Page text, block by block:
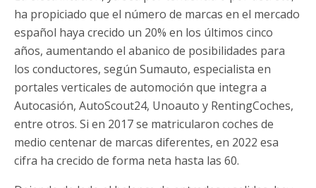
ha propiciado que el número de marcas en el mercado
español haya crecido un 20% en los últimos cinco
años, aumentando el abanico de posibilidades para
los conductores, según Sumauto, especialista en
portales verticales de automoción que integra a
Autocasión, AutoScout24, Unoauto y RentingCoches,
entre otros. Si en 2017 se matricularon coches de
medio centenar de marcas diferentes, en 2022 esa
cifra ha crecido de forma neta hasta las 60.